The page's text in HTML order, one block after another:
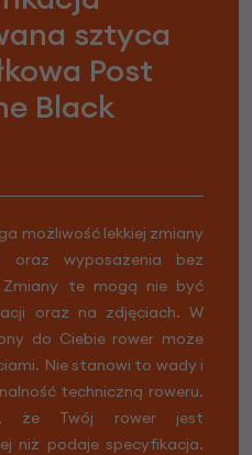
sztyca
Post
Black
możliwość lekkiej zmiany
oraz wyposażenia bez
Zmiany te mogą nie być
oraz na zdjęciach. W
do Ciebie rower może
Nie stanowi to wady i
techniczną roweru.
że Twój rower jest
niż podaje specyfikacja.